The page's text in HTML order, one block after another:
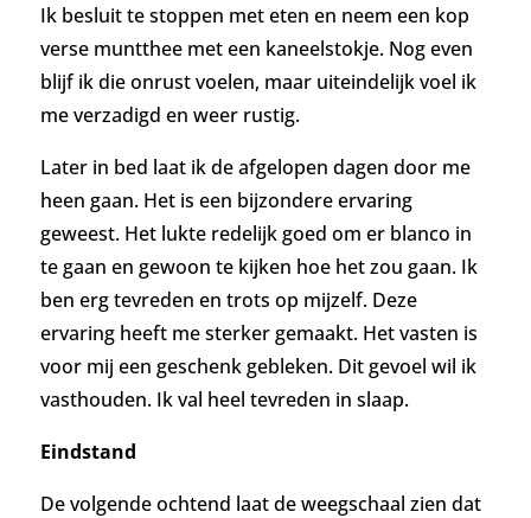
Ik besluit te stoppen met eten en neem een kop
verse muntthee met een kaneelstokje. Nog even
blijf ik die onrust voelen, maar uiteindelijk voel ik
me verzadigd en weer rustig.
Later in bed laat ik de afgelopen dagen door me
heen gaan. Het is een bijzondere ervaring
geweest. Het lukte redelijk goed om er blanco in
te gaan en gewoon te kijken hoe het zou gaan. Ik
ben erg tevreden en trots op mijzelf. Deze
ervaring heeft me sterker gemaakt. Het vasten is
voor mij een geschenk gebleken. Dit gevoel wil ik
vasthouden. Ik val heel tevreden in slaap.
Eindstand
De volgende ochtend laat de weegschaal zien dat